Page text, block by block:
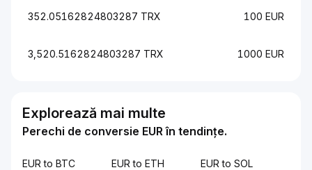
352.05162824803287 TRX 100 EUR
3,520.5162824803287 TRX 1000 EUR
Explorează mai multe
Perechi de conversie EUR în tendințe.
EUR to BTC EUR to ETH EUR to SOL